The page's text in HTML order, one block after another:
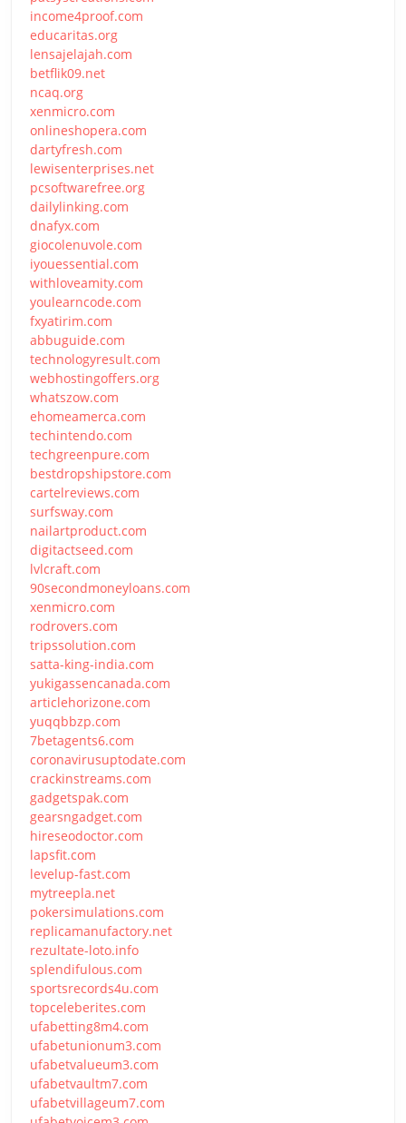
income4proof.com
educaritas.org
lensajelajah.com
betflik09.net
ncaq.org
xenmicro.com
onlineshopera.com
dartyfresh.com
lewisenterprises.net
pcsoftwarefree.org
dailylinking.com
dnafyx.com
giocolenuvole.com
iyouessential.com
withloveamity.com
youlearncode.com
fxyatirim.com
abbuguide.com
technologyresult.com
webhostingoffers.org
whatszow.com
ehomeamerca.com
techintendo.com
techgreenpure.com
bestdropshipstore.com
cartelreviews.com
surfsway.com
nailartproduct.com
digitactseed.com
lvlcraft.com
90secondmoneyloans.com
xenmicro.com
rodrovers.com
tripssolution.com
satta-king-india.com
yukigassencanada.com
articlehorizone.com
yuqqbbzp.com
7betagents6.com
coronavirusuptodate.com
crackinstreams.com
gadgetspak.com
gearsngadget.com
hireseodoctor.com
lapsfit.com
levelup-fast.com
mytreepla.net
pokersimulations.com
replicamanufactory.net
rezultate-loto.info
splendifulous.com
sportsrecords4u.com
topceleberites.com
ufabetting8m4.com
ufabetunionum3.com
ufabetvalueum3.com
ufabetvaultm7.com
ufabetvillageum7.com